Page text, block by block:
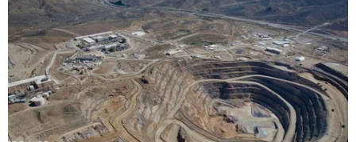
Giải phóng 93% Aleppo, Tổng thống Syria